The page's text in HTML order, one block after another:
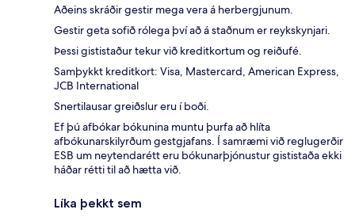
Aðeins skráðir gestir mega vera á herbergjunum.
Gestir geta sofið rólega því að á staðnum er reykskynjari.
Þessi gististaður tekur við kreditkortum og reiðufé.
Samþykkt kreditkort: Visa, Mastercard, American Express,
JCB International
Snertilausar greiðslur eru í boði.
Ef þú afbókar bókunina muntu þurfa að hlíta
afbókunarskilyrðum gestgjafans. Í samræmi við reglugerðir
ESB um neytendarétt eru bókunarþjónustur gististaða ekki
háðar rétti til að hætta við.
Líka þekkt sem